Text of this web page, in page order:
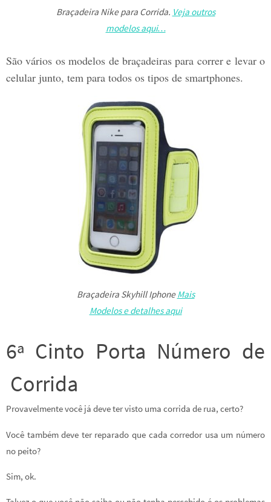
Braçadeira Nike para Corrida. Veja outros
modelos aqui…
São vários os modelos de braçadeiras para correr e levar o
celular junto, tem para todos os tipos de smartphones.
Braçadeira Skyhill IphoneMais
Modelos e detalhes aqui
6ª Cinto Porta Número de
Corrida
Provavelmente você já deve ter visto uma corrida de rua, certo?
Você também deve ter reparado que cada corredor usa um número
no peito?
Sim, ok.